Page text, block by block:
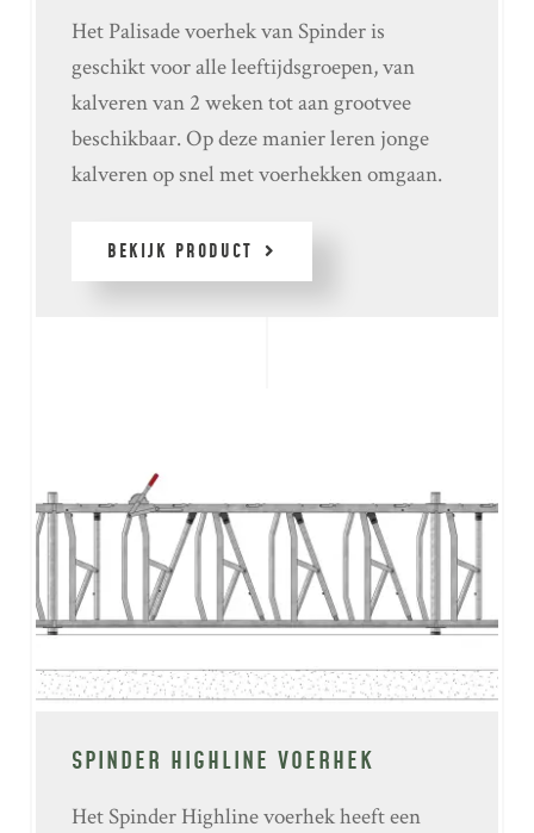
Het Palisade voerhek van Spinder is
geschikt voor alle leeftijdsgroepen, van
kalveren van 2 weken tot aan grootvee
beschikbaar. Op deze manier leren jonge
kalveren op snel met voerhekken omgaan.
BEKIJK PRODUCT
SPINDER HIGHLINE VOERHEK
Het Spinder Highline voerhek heeft een